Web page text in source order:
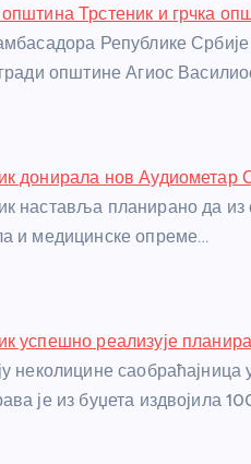
Трстеник и грчка
Републике
општине Агиос
донирала нов Аудиометар
наставља планирано да из
и медицинске опреме…
успешно реализује
неколицине саобраћајница
је из буџета издвојила